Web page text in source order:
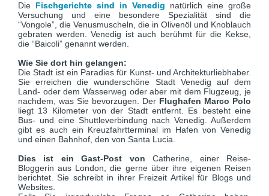
Die Fischgerichte sind in Venedig natürlich eine große
Versuchung und eine besondere Spezialität sind die
“Vongole”, die Venusmuscheln, die in Olivenöl und Knoblauch
gebraten werden. Venedig ist auch berühmt für die Kekse,
die “Baicoli” genannt werden.
Wie Sie dort hin gelangen:
Die Stadt ist ein Paradies für Kunst- und Architekturliebhaber.
Sie erreichen die wunderschöne Stadt Venedig auf dem
Land- oder dem Wasserweg oder aber mit dem Flugzeug, je
nachdem, was Sie bevorzugen. Der Flughafen Marco Polo
liegt 13 Kilometer von der Stadt entfernt. Es besteht eine
Bus- und eine Shuttleverbindung nach Venedig. Außerdem
gibt es auch ein Kreuzfahrtterminal im Hafen von Venedig
und einen Bahnhof, den von Santa Lucia.
Dies ist ein Gast-Post von Catherine, einer Reise-
Bloggerin aus London, die gerne über ihre eigenen Reisen
berichtet. Sie schreibt in ihrer Freizeit Artikel für Blogs und
Websites.